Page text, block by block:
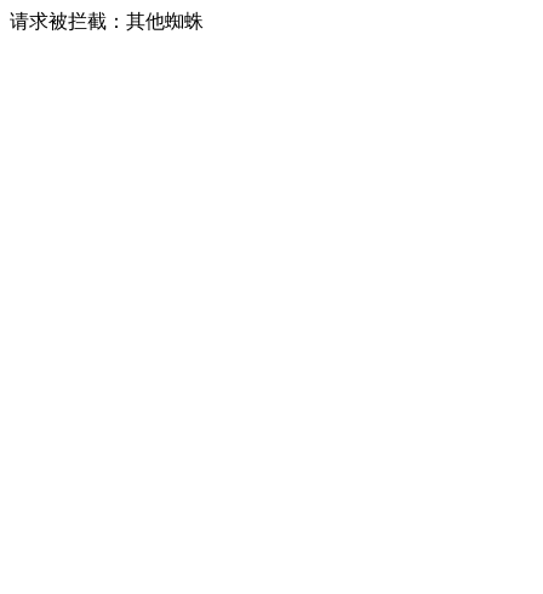
请求被拦截：其他蜘蛛